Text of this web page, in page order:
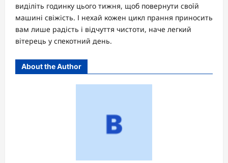
виділіть годинку цього тижня, щоб повернути своїй
машині свіжість. І нехай кожен цикл прання приносить
вам лише радість і відчуття чистоти, наче легкий
вітерець у спекотний день.
About the Author